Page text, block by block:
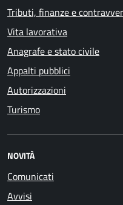
Tributi, finanze e
Vita lavorativa
Anagrafe e stato civile
Appalti pubblici
Autorizzazioni
Turismo
NOVITÀ
Comunicati
Avvisi